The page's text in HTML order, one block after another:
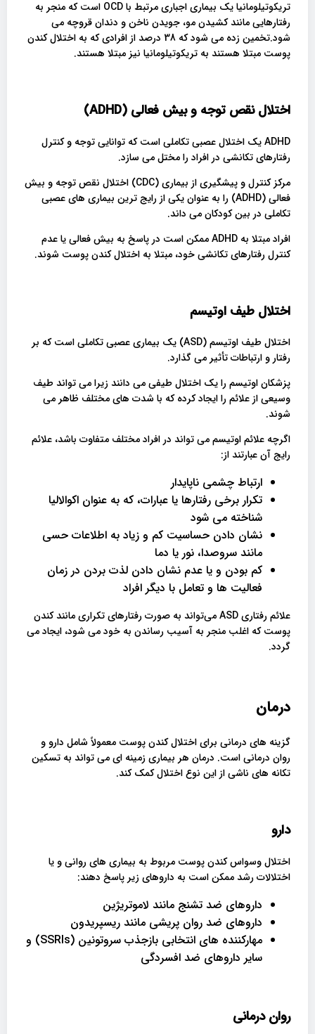
تریکوتیلومانیا یک بیماری اجباری مرتبط با OCD است که منجر به
رفتارهایی مانند کشیدن مو، جویدن ناخن و دندان قروچه می
شود.تخمین زده می شود که 38 درصد از افرادی که به اختلال کندن
پوست مبتلا هستند به تریکوتیلومانیا نیز مبتلا هستند.
اختلال نقص توجه و بیش فعالی (ADHD
)
ADHD یک اختلال عصبی تکاملی است که توانایی توجه و کنترل
رفتارهای تکانشی در افراد را مختل می سازد.
مرکز کنترل و پیشگیری از بیماری (CDC) اختلال نقص توجه و بیش
فعالی (ADHD) را به عنوان یکی از رایج ترین بیماری های عصبی
تکاملی در بین کودکان می داند.
افراد مبتلا به ADHD ممکن است در پاسخ به بیش فعالی یا عدم
کنترل رفتارهای تکانشی خود، مبتلا به اختلال کندن پوست شوند.
اختلال طیف اوتیسم
اختلال طیف اوتیسم (ASD) یک بیماری عصبی تکاملی است که بر
رفتار و ارتباطات تأثیر می گذارد.
پزشکان اوتیسم را یک اختلال طیفی می دانند زیرا می تواند طیف
وسیعی از علائم را ایجاد کرده که با شدت های مختلف ظاهر می
شوند.
اگرچه علائم اوتیسم می تواند در افراد مختلف متفاوت باشد، علائم
رایج آن عبارتند از:
ارتباط چشمی ناپایدار
تکرار برخی رفتارها یا عبارات، که به عنوان اکوالالیا
شناخته می شود
نشان دادن حساسیت کم و زیاد به اطلاعات حسی
مانند سروصدا، نور یا دما
کم بودن و یا عدم نشان دادن لذت بردن در زمان
فعالیت ها و تعامل با دیگر افراد
علائم رفتاری ASD می‌تواند به صورت رفتارهای تکراری مانند کندن
پوست که اغلب منجر به آسیب رساندن به خود می شود، ایجاد می
گردد.
درمان
گزینه های درمانی برای اختلال کندن پوست معمولاً شامل دارو و
روان درمانی است. درمان هر بیماری زمینه ای می تواند به تسکین
تکانه های ناشی از این نوع اختلال کمک کند.
دارو
اختلال وسواس کندن پوست مربوط به بیماری های روانی و یا
اختلالات رشد ممکن است به داروهای زیر پاسخ دهند:
داروهای ضد تشنج مانند لاموتریژین
داروهای ضد روان پریشی مانند ریسپریدون
مهارکننده های انتخابی بازجذب سروتونین (SSRIs) و
سایر داروهای ضد افسردگی
روان درمانی